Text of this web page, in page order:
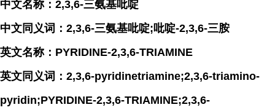
中文名称：2,3,6-三氨基吡啶
中文同义词：2,3,6-三氨基吡啶;吡啶-2,3,6-三胺
英文名称：PYRIDINE-2,3,6-TRIAMINE
英文同义词：2,3,6-pyridinetriamine;2,3,6-triamino-
pyridin;PYRIDINE-2,3,6-TRIAMINE;2,3,6-